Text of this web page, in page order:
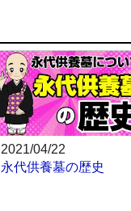
2021/04/22
永代供養墓の歴史